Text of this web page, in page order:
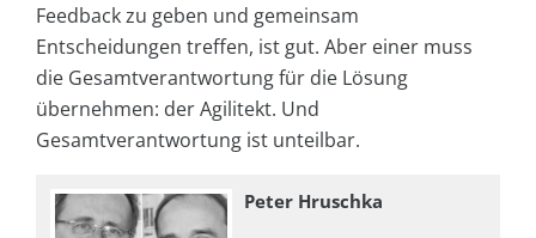
Feedback zu geben und gemeinsam
Entscheidungen treffen, ist gut. Aber einer muss
die Gesamtverantwortung für die Lösung
übernehmen: der Agilitekt. Und
Gesamtverantwortung ist unteilbar.
Peter Hruschka